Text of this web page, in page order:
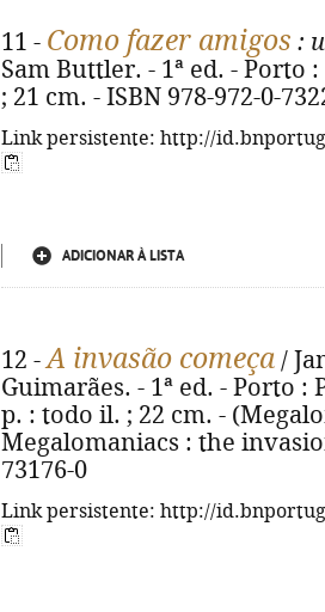
11 - Como fazer amigos :
Sam Buttler. - 1ª ed. - Porto
; 21 cm. - ISBN 978-972-0-
Link persistente: http://
ADICIONAR À LISTA
12 -A invasão começa /
Guimarães. - 1ª ed. - Porto :
p. : todo il. ; 22 cm. -
Megalomaniacs : the
73176-0
Link persistente: http://